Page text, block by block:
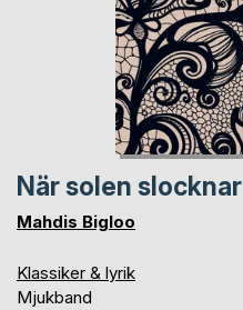
När solen slocknar
Mahdis Bigloo
Klassiker & lyrik
Mjukband